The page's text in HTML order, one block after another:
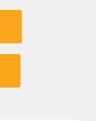
Articolo
Articolo